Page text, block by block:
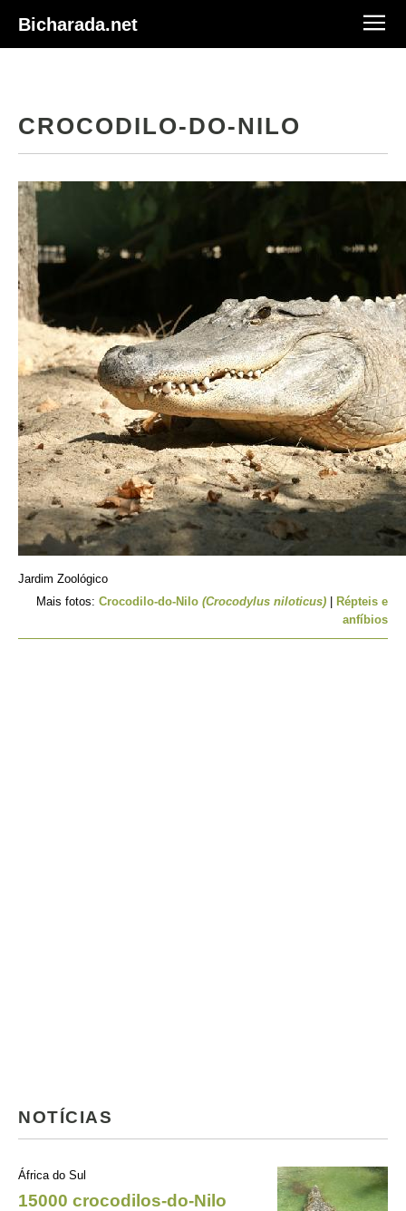
Bicharada.net
CROCODILO-DO-NILO
Jardim Zoológico
Mais fotos: Crocodilo-do-Nilo (Crocodylus niloticus)
Répteis e
anfíbios
NOTÍCIAS
África do Sul
15000 crocodilos-do-Nilo